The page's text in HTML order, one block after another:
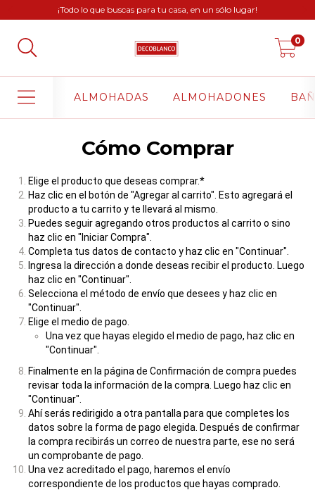
¡Todo lo que buscas para tu casa, en un sólo lugar!
0
ALMOHADAS ALMOHADONES
Cómo Comprar
Elige el producto que deseas comprar.*
Haz clic en el botón de "Agregar al carrito". Esto agregará el
producto a tu carrito y te llevará al mismo.
Puedes seguir agregando otros productos al carrito o sino
haz clic en "Iniciar Compra".
Completa tus datos de contacto y haz clic en "Continuar".
Ingresa la dirección a donde deseas recibir el producto. Luego
haz clic en "Continuar".
Selecciona el método de envío que desees y haz clic en
"Continuar".
Elige el medio de pago.
Una vez que hayas elegido el medio de pago, haz clic en
"Continuar".
Finalmente en la página de Confirmación de compra puedes
revisar toda la información de la compra. Luego haz clic en
"Continuar".
Ahí serás redirigido a otra pantalla para que completes los
datos sobre la forma de pago elegida. Después de confirmar
la compra recibirás un correo de nuestra parte, ese no será
un comprobante de pago.
Una vez acreditado el pago, haremos el envío
correspondiente de los productos que hayas comprado.